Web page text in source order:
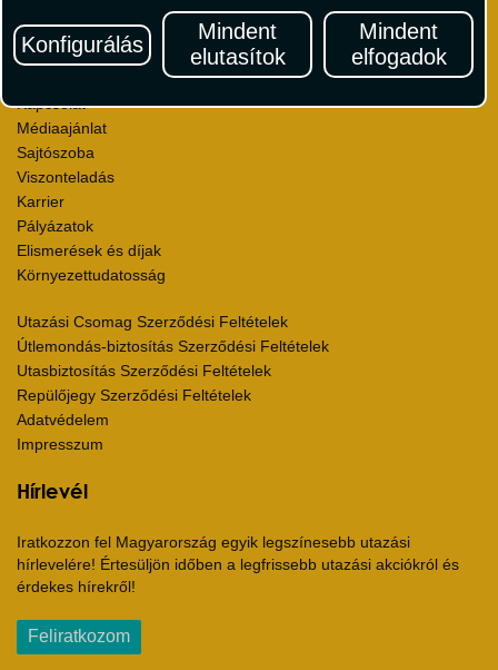
Konfigurálás
Mindent
elutasítok
Mindent
elfogadok
Katalógus
Kapcsolat
Médiaajánlat
Sajtószoba
Viszonteladás
Karrier
Pályázatok
Elismerések és díjak
Környezettudatosság
Utazási Csomag Szerződési Feltételek
Útlemondás-biztosítás Szerződési Feltételek
Utasbiztosítás Szerződési Feltételek
Repülőjegy Szerződési Feltételek
Adatvédelem
Impresszum
Hírlevél
Iratkozzon fel Magyarország egyik legszínesebb utazási
hírlevelére! Értesüljön időben a legfrissebb utazási akciókról és
érdekes hírekről!
Feliratkozom